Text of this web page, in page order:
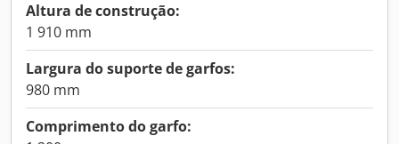
Altura de construção:
1 910 mm
Largura do suporte de garfos:
980 mm
Comprimento do garfo: